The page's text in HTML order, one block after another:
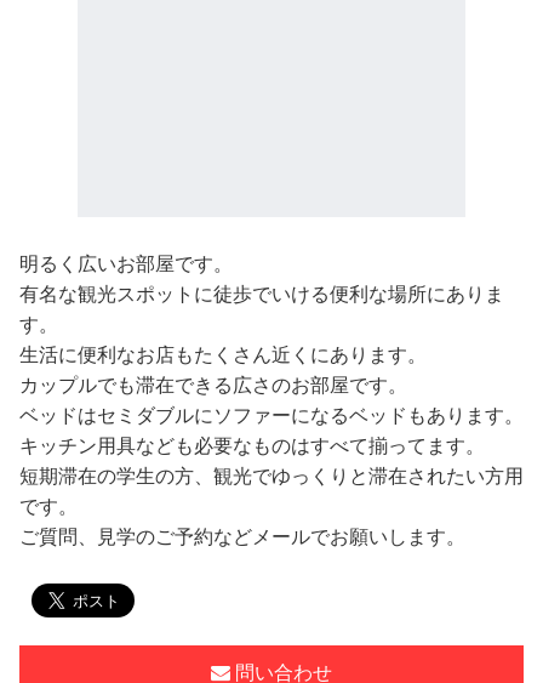
明るく広いお部屋です。
有名な観光スポットに徒歩でいける便利な場所にありま
す。
生活に便利なお店もたくさん近くにあります。
カップルでも滞在できる広さのお部屋です。
ベッドはセミダブルにソファーになるベッドもあります。
キッチン用具なども必要なものはすべて揃ってます。
短期滞在の学生の方、観光でゆっくりと滞在されたい方用
です。
ご質問、見学のご予約などメールでお願いします。
問い合わせ